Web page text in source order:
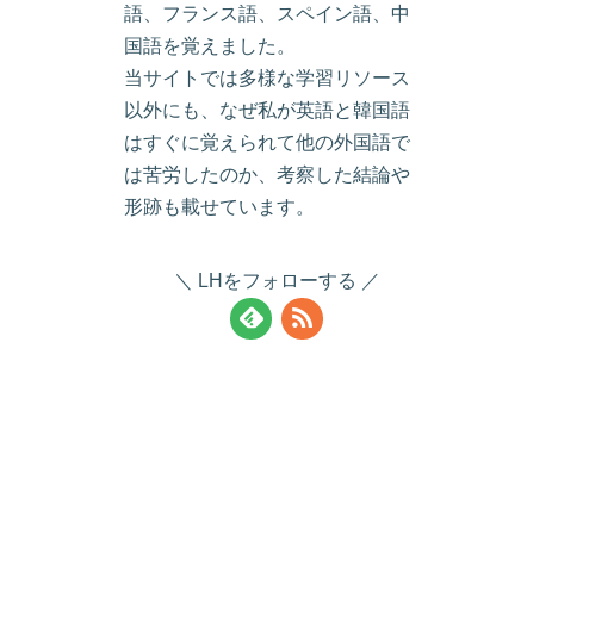
語、フランス語、スペイン語、中
国語を覚えました。
当サイトでは多様な学習リソース
以外にも、なぜ私が英語と韓国語
はすぐに覚えられて他の外国語で
は苦労したのか、考察した結論や
形跡も載せています。
LHをフォローする